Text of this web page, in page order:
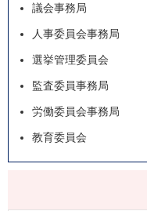
議会事務局
人事委員会事務局
選挙管理委員会
監査委員事務局
労働委員会事務局
教育委員会